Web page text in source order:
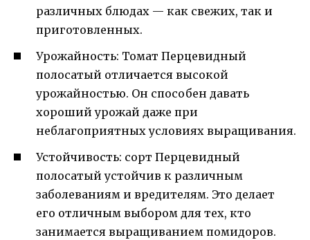
различных блюдах — как свежих, так и
приготовленных.
Урожайность: Томат Перцевидный
полосатый отличается высокой
урожайностью. Он способен давать
хороший урожай даже при
неблагоприятных условиях выращивания.
Устойчивость: сорт Перцевидный
полосатый устойчив к различным
заболеваниям и вредителям. Это делает
его отличным выбором для тех, кто
занимается выращиванием помидоров.